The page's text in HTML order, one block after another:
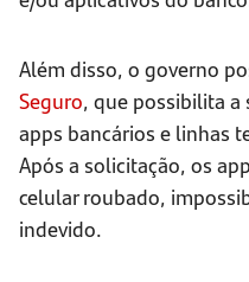
Além disso, o governo
Seguro, que possibilita
apps bancários e linhas
Após a solicitação, os
celular roubado,
indevido.